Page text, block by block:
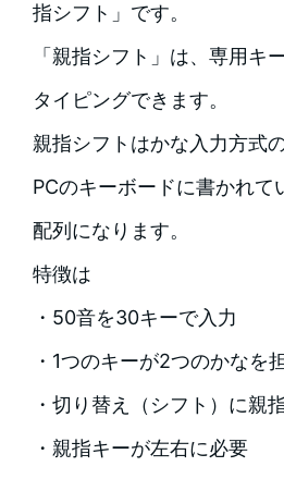
指シフト」です。
「親指シフト」は、専用キ
タイピングできます。
親指シフトはかな入力方式
PCのキーボードに書かれて
配列になります。
特徴は
・50音を30キーで入力
・1つのキーが2つのかなを
・切り替え（シフト）に親
・親指キーが左右に必要